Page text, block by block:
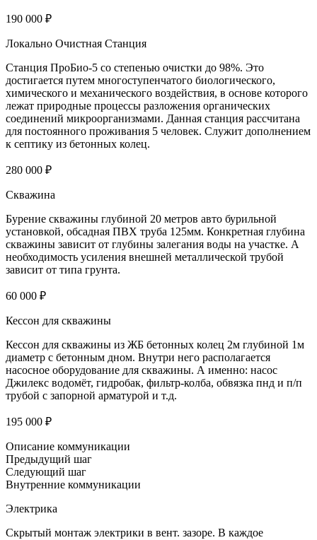
190 000 ₽
Локально Очистная Станция
Станция ПроБио-5 со степенью очистки до 98%. Это
достигается путем многоступенчатого биологического,
химического и механического воздействия, в основе которого
лежат природные процессы разложения органических
соединений микроорганизмами. Данная станция рассчитана
для постоянного проживания 5 человек. Служит дополнением
к септику из бетонных колец.
280 000 ₽
Скважина
Бурение скважины глубиной 20 метров авто бурильной
установкой, обсадная ПВХ труба 125мм. Конкретная глубина
скважины зависит от глубины залегания воды на участке. А
необходимость усиления внешней металлической трубой
зависит от типа грунта.
60 000 ₽
Кессон для скважины
Кессон для скважины из ЖБ бетонных колец 2м глубиной 1м
диаметр с бетонным дном. Внутри него располагается
насосное оборудование для скважины. А именно: насос
Джилекс водомёт, гидробак, фильтр-колба, обвязка пнд и п/п
трубой с запорной арматурой и т.д.
195 000 ₽
Описание коммуникации
Предыдущий шаг
Следующий шаг
Внутренние коммуникации
Электрика
Скрытый монтаж электрики в вент. зазоре. В каждое